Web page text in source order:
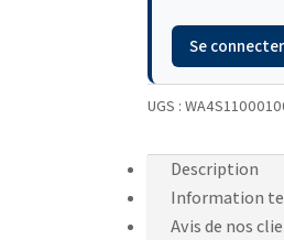
Se
UGS :
Description
Information
Avis de nos